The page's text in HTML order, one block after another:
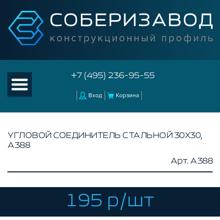
+7 (495) 236-95-55
Вход Корзина
КОНСТРУКЦИОННЫЙ ПРОФИЛЬ
КОМПЛЕКТУЮЩИЕ К ЧПУ
АКСЕССУАРЫ ДЛЯ V-ПАЗА
УГЛОВОЙ СОЕДИНИТЕЛЬ СТАЛЬНОЙ 30Х30,
A388
Арт. A388
195 р/шт